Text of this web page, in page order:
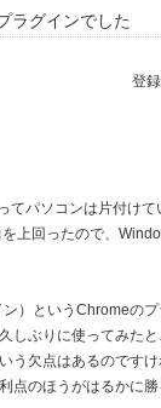
ラグインでした
登
パソコンは片付けて
上回ったので、
）というChromeのプ
しぶりに使ってみた
う欠点はあるのです
点のほうがはるかに